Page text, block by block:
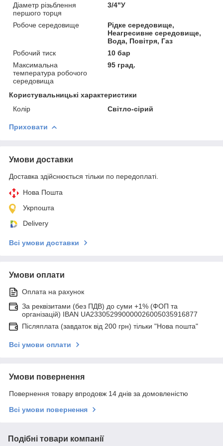
Діаметр різьблення
першого торця
3/4"У
Робоче середовище
Рідке середовище,
Неагресивне середовище,
Вода, Повітря, Газ
Робочий тиск
10 бар
Максимальна
температура робочого
середовища
95 град.
Користувальницькі характеристики
Колір
Світло-сірий
Приховати
Умови доставки
Доставка здійснюється тільки по передоплаті.
Нова Пошта
Укрпошта
Delivery
Всі умови доставки
Умови оплати
Оплата на рахунок
За реквізитами (без ПДВ) до суми +1% (ФОП та
організацій) IBAN UA233052990000026005035916877
Післяплата (завдаток від 200 грн) тільки "Нова пошта"
Всі умови оплати
Умови повернення
Повернення товару впродовж 14 днів за домовленістю
Всі умови повернення
Подібні товари компанії